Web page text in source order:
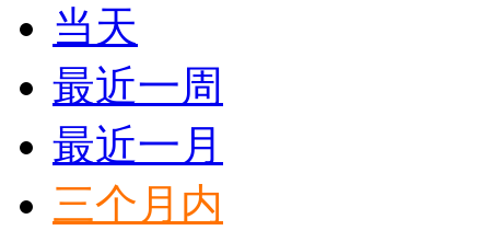
当天
最近一周
最近一月
三个月内